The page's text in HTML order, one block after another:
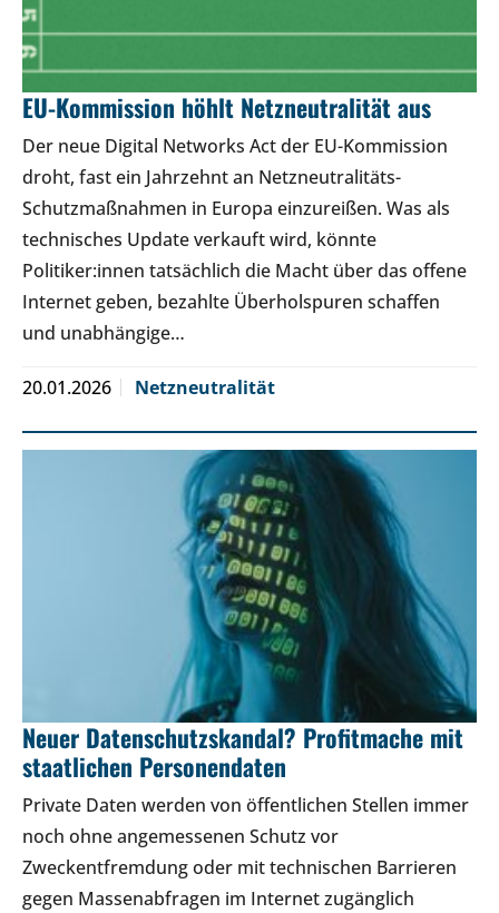
EU-Kommission höhlt Netzneutralität aus
Der neue Digital Networks Act der EU-Kommission
droht, fast ein Jahrzehnt an Netzneutralitäts-
Schutzmaßnahmen in Europa einzureißen. Was als
technisches Update verkauft wird, könnte
Politiker:innen tatsächlich die Macht über das offene
Internet geben, bezahlte Überholspuren schaffen
und unabhängige…
20.01.2026 Netzneutralität
Neuer Datenschutzskandal? Profitmache mit
staatlichen Personendaten
Private Daten werden von öffentlichen Stellen immer
noch ohne angemessenen Schutz vor
Zweckentfremdung oder mit technischen Barrieren
gegen Massenabfragen im Internet zugänglich